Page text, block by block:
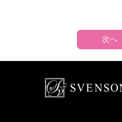
次へ